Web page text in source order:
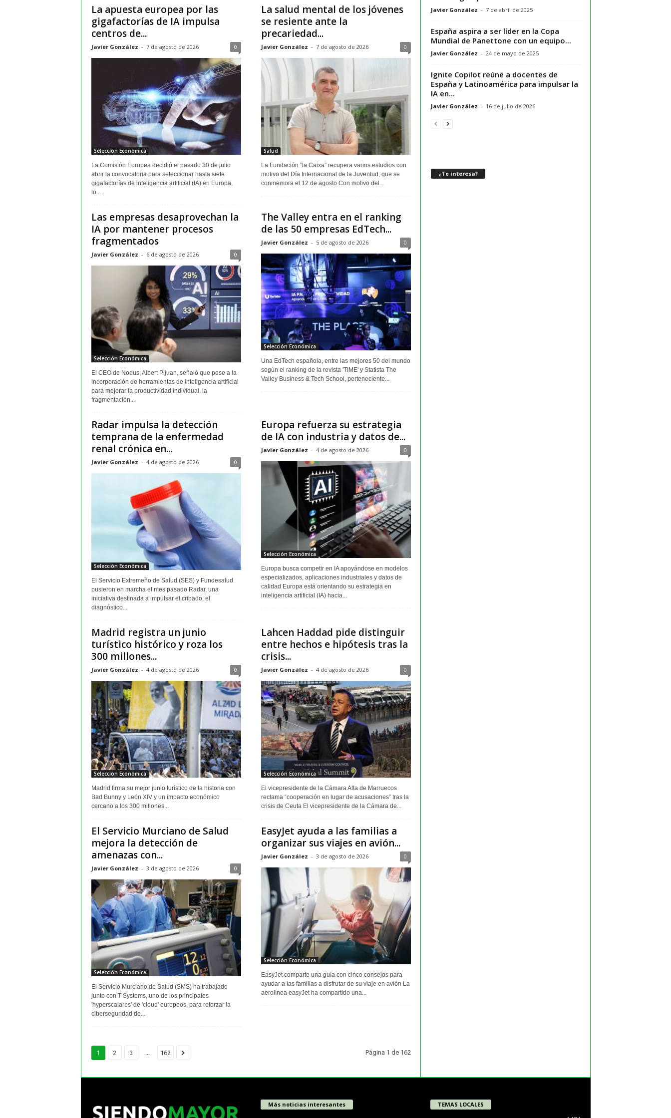
La apuesta europea por las
gigafactorías de IA impulsa
centros de...
Javier González - 7 de agosto de 2026 0
Selección Económica
La Comisión Europea decidió el pasado 30 de julio
abrir la convocatoria para seleccionar hasta siete
gigafactorías de inteligencia artificial (IA) en Europa,
lo...
La salud mental de los jóvenes
se resiente ante la
precariedad...
Javier González - 7 de agosto de 2026 0
Salud
La Fundación ”la Caixa” recupera varios estudios con
motivo del Día Internacional de la Juventud, que se
conmemora el 12 de agosto Con motivo del...
Las empresas desaprovechan la
IA por mantener procesos
fragmentados
Javier González - 6 de agosto de 2026 0
Selección Económica
El CEO de Nodus, Albert Pijuan, señaló que pese a la
incorporación de herramientas de inteligencia artificial
para mejorar la productividad individual, la
fragmentación...
The Valley entra en el ranking
de las 50 empresas EdTech...
Javier González - 5 de agosto de 2026 0
Selección Económica
Una EdTech española, entre las mejores 50 del mundo
según el ranking de la revista 'TIME' y Statista The
Valley Business & Tech School, perteneciente...
Radar impulsa la detección
temprana de la enfermedad
renal crónica en...
Javier González - 4 de agosto de 2026 0
Selección Económica
El Servicio Extremeño de Salud (SES) y Fundesalud
pusieron en marcha el mes pasado Radar, una
iniciativa destinada a impulsar el cribado, el
diagnóstico...
Europa refuerza su estrategia
de IA con industria y datos de...
Javier González - 4 de agosto de 2026 0
Selección Económica
Europa busca competir en IA apoyándose en modelos
especializados, aplicaciones industriales y datos de
calidad Europa está orientando su estrategia en
inteligencia artificial (IA) hacia...
Madrid registra un junio
turístico histórico y roza los
300 millones...
Javier González - 4 de agosto de 2026 0
Selección Económica
Madrid firma su mejor junio turístico de la historia con
Bad Bunny y León XIV y un impacto económico
cercano a los 300 millones...
Lahcen Haddad pide distinguir
entre hechos e hipótesis tras la
crisis...
Javier González - 4 de agosto de 2026 0
Selección Económica
El vicepresidente de la Cámara Alta de Marruecos
reclama “cooperación en lugar de acusaciones” tras la
crisis de Ceuta El vicepresidente de la Cámara de...
El Servicio Murciano de Salud
mejora la detección de
amenazas con...
Javier González - 3 de agosto de 2026 0
Selección Económica
El Servicio Murciano de Salud (SMS) ha trabajado
junto con T-Systems, uno de los principales
'hyperscalares' de 'cloud' europeos, para reforzar la
ciberseguridad de...
EasyJet ayuda a las familias a
organizar sus viajes en avión...
Javier González - 3 de agosto de 2026 0
Selección Económica
EasyJet comparte una guía con cinco consejos para
ayudar a las familias a disfrutar de su viaje en avión La
aerolínea easyJet ha compartido una...
1 2 3 ... 162 Página 1 de 162
Javier González - 7 de abril de 2025
España aspira a ser líder en la Copa
Mundial de Panettone con un equipo...
Javier González - 24 de mayo de 2025
Ignite Copilot reúne a docentes de
España y Latinoamérica para impulsar la
IA en...
Javier González - 16 de julio de 2026
¿Te interesa?
Más noticias interesantes TEMAS LOCALES